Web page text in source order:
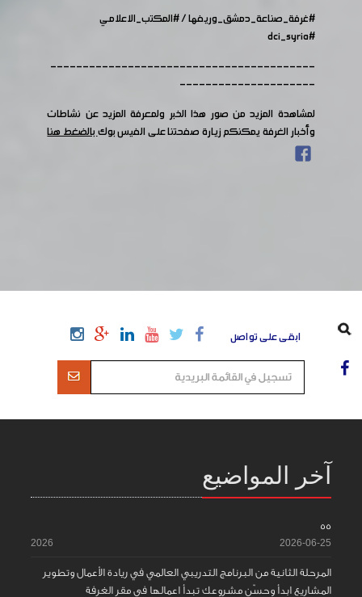
#غرفة_صناعة_دمشق_وريفها/#المكتب_الاعلامي
#dci_syria
-----------------------------------------
---------------------
لمشاهدة المزيد من صور هذا الخبر ولمعرفة المزيد عن نشاطات
وأخبار الغرفة يمكنكم زيارة صفحتنا على الفيس بوكبالضغط هنا
ابقى على تواصل
آخر المواضيع
55
2026-06-25
2026
المرحلة الثانية من البرنامج التدريبي العالمي في ريادة الأعمال وتطوير
المشاريع ابدأ وحسّن مشروعك تبدأ اعمالها في مقر الغرفة